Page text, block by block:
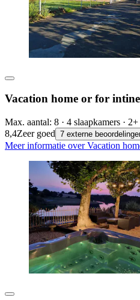
Vacation home or for
Max. aantal: 8 · 4 slaapkamers ·
8,4Zeer goed 7 externe
Meer informatie over Vacation